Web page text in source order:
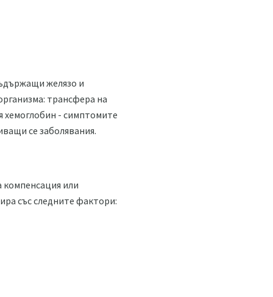
желязо и
трансфера на
хемоглобин - симптомите
се заболявания.
или
със следните фактори: